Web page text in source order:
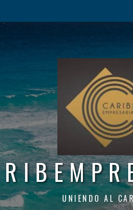
UNIENDO AL